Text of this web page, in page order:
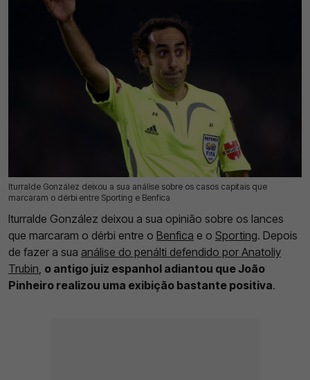
Iturralde González deixou a sua análise sobre os casos capitais que
marcaram o dérbi entre Sporting e Benfica
21 Abr 2026 | 11:50 | 0
Iturralde González deixou a sua opinião sobre os lances
que marcaram o dérbi entre o Benfica e o Sporting. Depois
de fazer a sua análise do penálti defendido por Anatoliy
Trubin, o antigo juiz espanhol adiantou que João
Pinheiro realizou uma exibição bastante positiva.